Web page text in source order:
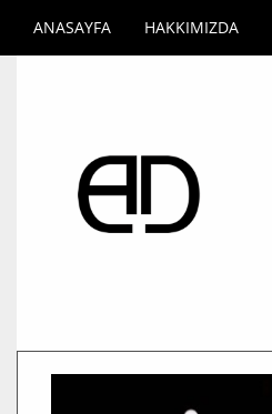
ANASAYFA HAKKIMIZDA